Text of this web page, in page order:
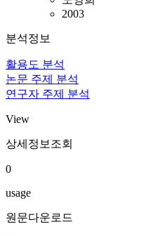
2003
분석정보
활용도 분석
논문 주제 분석
연구자 주제 분석
View
상세정보조회
0
usage
원문다운로드